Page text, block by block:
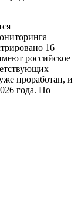
16
российское
проработан, и
года. По